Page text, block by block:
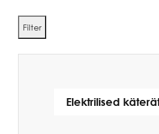
Filter
Elektrilised